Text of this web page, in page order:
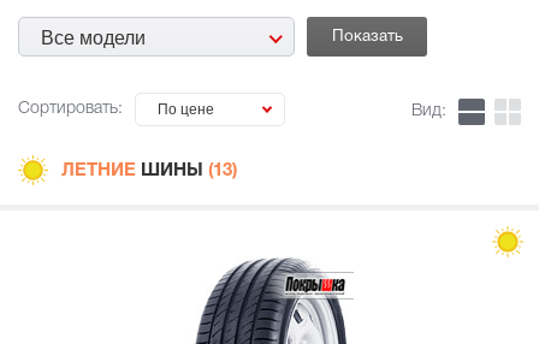
Все модели
Сортировать: По цене Вид:
ЛЕТНИЕ ШИНЫ (13)